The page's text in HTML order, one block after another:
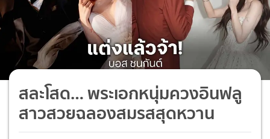
สละโสด… พระเอกหนุ่มควงอินฟลู
สาวสวยฉลองสมรสสุดหวาน